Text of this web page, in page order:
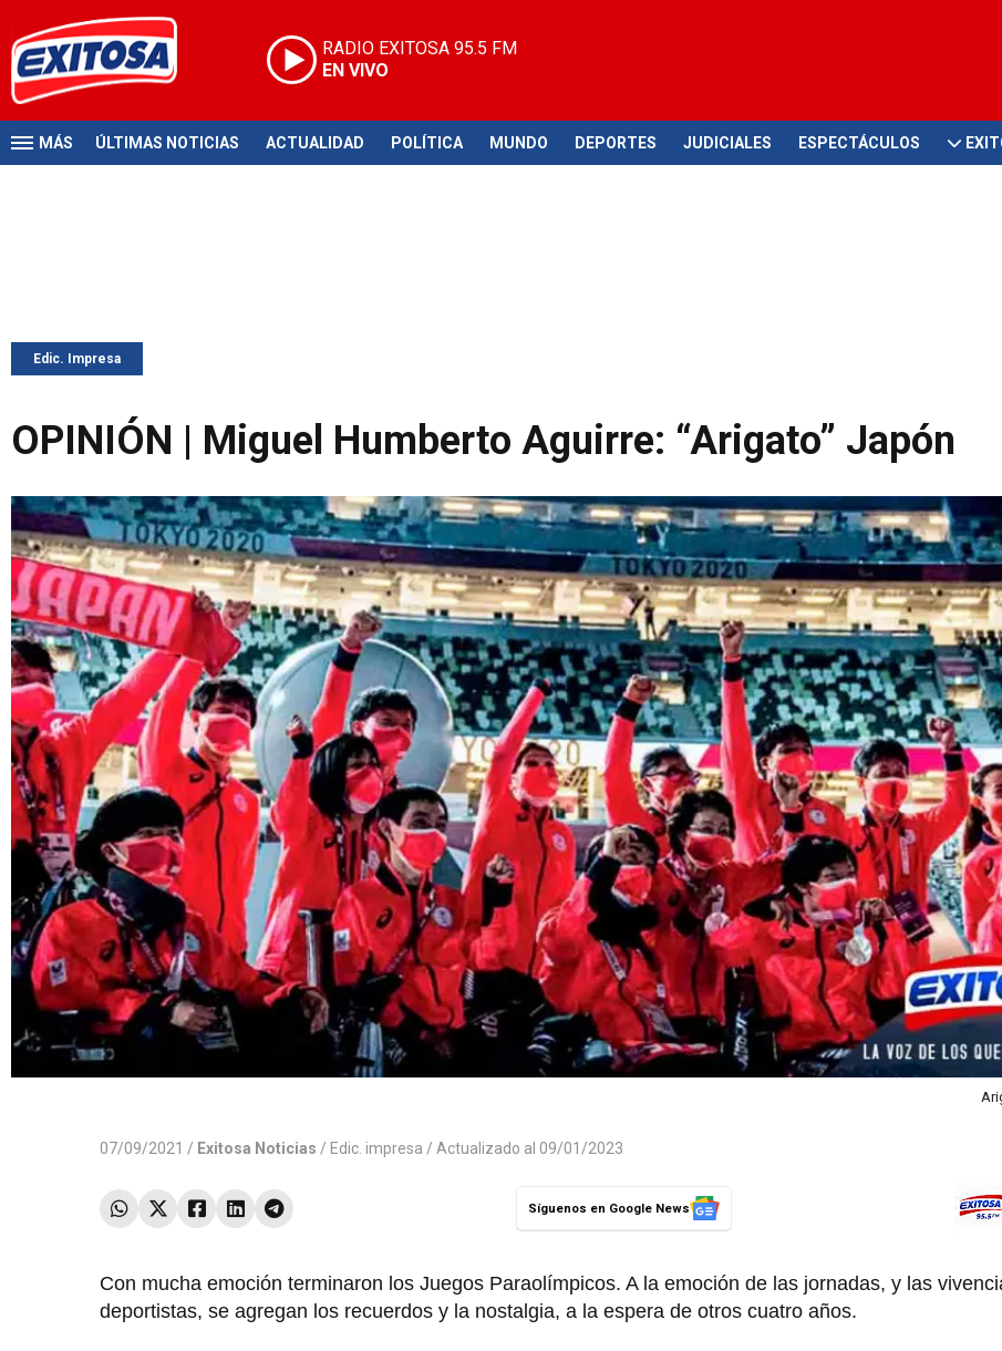
RADIO EXITOSA 95.5 FM
EN VIVO
MÁS ÚLTIMAS NOTICIAS ACTUALIDAD POLÍTICA MUNDO DEPORTES JUDICIALES ESPECTÁCULOS
Edic. Impresa
OPINIÓN | Miguel Humberto Aguirre: “Arigato” Japón
07/09/2021 / Exitosa Noticias / Edic. impresa / Actualizado al 09/01/2023
Síguenos en Google News
Con mucha emoción terminaron los Juegos Paraolímpicos. A la emoción de las jornadas, y las
deportistas, se agregan los recuerdos y la nostalgia, a la espera de otros cuatro años.